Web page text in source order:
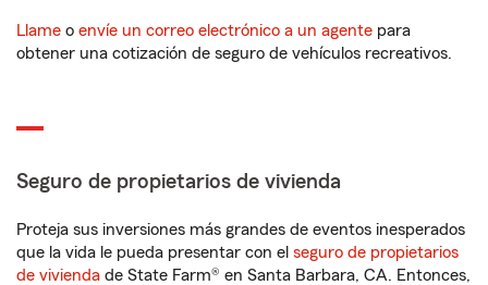
Llame o envíe un correo electrónico a un agente para
obtener una cotización de seguro de vehículos recreativos.
Seguro de propietarios de vivienda
Proteja sus inversiones más grandes de eventos inesperados
que la vida le pueda presentar con el seguro de propietarios
de vivienda de State Farm® en Santa Barbara, CA. Entonces,